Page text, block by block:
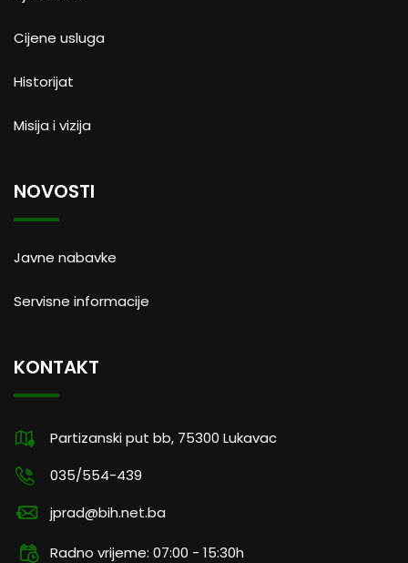
Cijene usluga
Historijat
Misija i vizija
NOVOSTI
Javne nabavke
Servisne informacije
KONTAKT
Partizanski put bb, 75300 Lukavac
035/554-439
jprad@bih.net.ba
Radno vrijeme: 07:00 - 15:30h